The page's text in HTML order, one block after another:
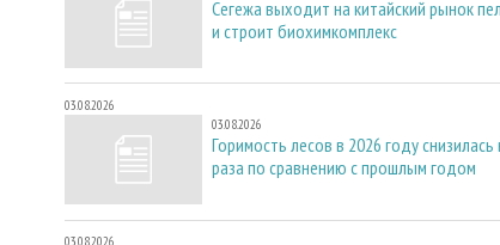
Сегежа выходит на китайский рынок
и строит биохимкомплекс
03.08.2026
03.08.2026
Горимость лесов в 2026 году снизилась
раза по сравнению с прошлым годом